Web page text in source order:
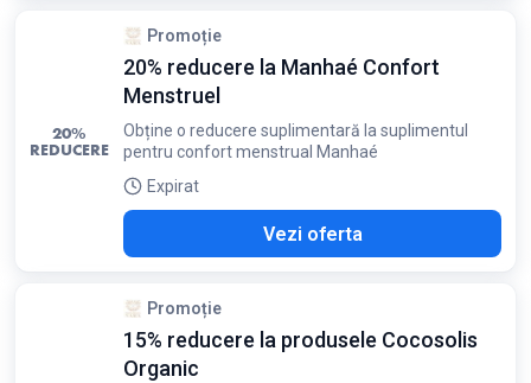
20%
REDUCERE
Promoție
20% reducere la Manhaé Confort
Menstruel
Obține o reducere suplimentară la suplimentul
pentru confort menstrual Manhaé
Expirat
Vezi oferta
Promoție
15% reducere la produsele Cocosolis
Organic